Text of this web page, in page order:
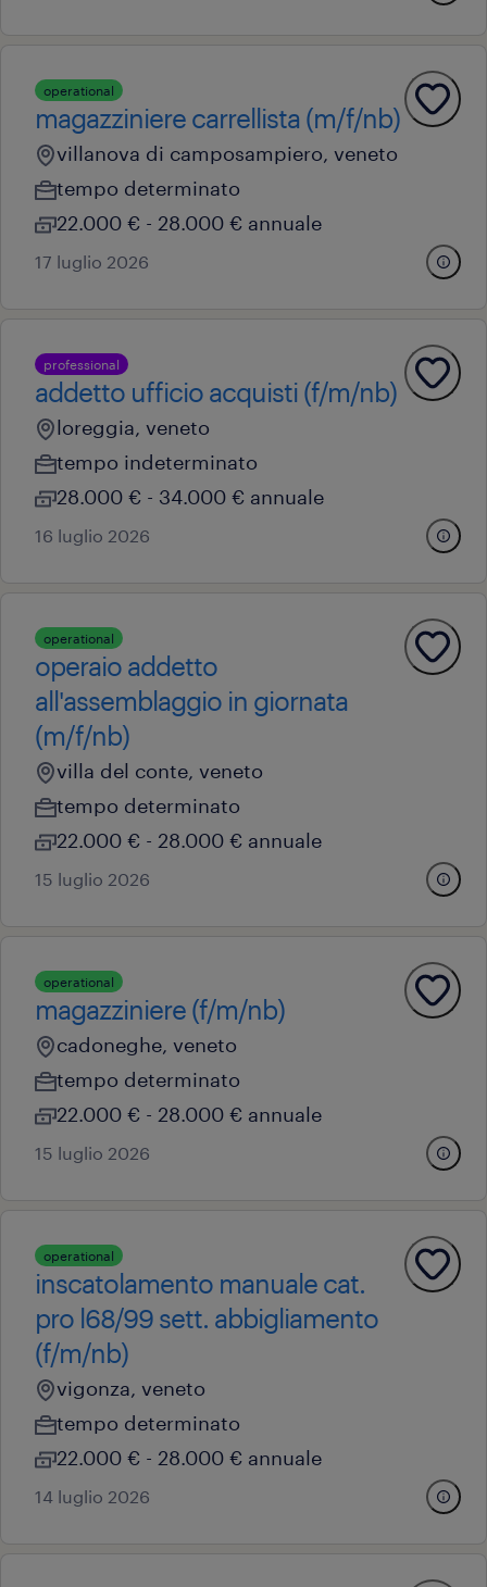
operational
magazziniere carrellista (m/f/nb)
villanova di camposampiero, veneto
tempo determinato
22.000 € - 28.000 € annuale
17 luglio 2026
professional
addetto ufficio acquisti (f/m/nb)
loreggia, veneto
tempo indeterminato
28.000 € - 34.000 € annuale
16 luglio 2026
operational
operaio addetto
all'assemblaggio in giornata
(m/f/nb)
villa del conte, veneto
tempo determinato
22.000 € - 28.000 € annuale
15 luglio 2026
operational
magazziniere (f/m/nb)
cadoneghe, veneto
tempo determinato
22.000 € - 28.000 € annuale
15 luglio 2026
operational
inscatolamento manuale cat.
pro l68/99 sett. abbigliamento
(f/m/nb)
vigonza, veneto
tempo determinato
22.000 € - 28.000 € annuale
14 luglio 2026